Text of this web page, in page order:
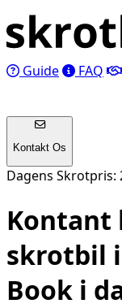
Guide FAQ
Kontakt Os
Dagens Skrotpris:
Kontant
skrotbil i
Book i